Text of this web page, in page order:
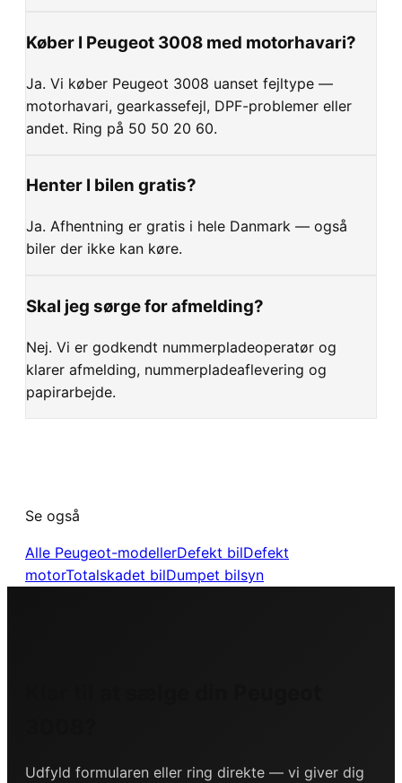
Køber I Peugeot 3008 med motorhavari?
Ja. Vi køber Peugeot 3008 uanset fejltype —
motorhavari, gearkassefejl, DPF-problemer eller
andet. Ring på 50 50 20 60.
Henter I bilen gratis?
Ja. Afhentning er gratis i hele Danmark — også
biler der ikke kan køre.
Skal jeg sørge for afmelding?
Nej. Vi er godkendt nummerpladeoperatør og
klarer afmelding, nummerpladeaflevering og
papirarbejde.
Se også
Alle Peugeot-modellerDefekt bilDefekt
motorTotalskadet bilDumpet bilsyn
Udfyld formularen eller ring direkte — vi giver dig